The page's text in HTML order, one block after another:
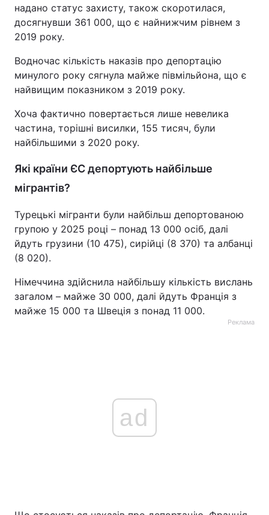
надано статус захисту, також скоротилася,
досягнувши 361 000, що є найнижчим рівнем з
2019 року.
Водночас кількість наказів про депортацію
минулого року сягнула майже півмільйона, що є
найвищим показником з 2019 року.
Хоча фактично повертається лише невелика
частина, торішні висилки, 155 тисяч, були
найбільшими з 2020 року.
Які країни ЄС депортують найбільше
мігрантів?
Турецькі мігранти були найбільш депортованою
групою у 2025 році – понад 13 000 осіб, далі
йдуть грузини (10 475), сирійці (8 370) та албанці
(8 020).
Німеччина здійснила найбільшу кількість вислань
загалом – майже 30 000, далі йдуть Франція з
майже 15 000 та Швеція з понад 11 000.
Реклама
ad